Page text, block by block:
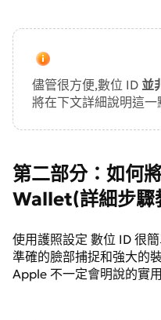
儘管很方便,數位 ID 並
將在下文詳細說明這一
第二部分：如何
Wallet(詳細步驟
使用護照設定 數位 ID 很
準確的臉部捕捉和強大的
Apple 不一定會明說的實